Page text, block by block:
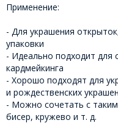
Применение:
- Для украшения
упаковки
- Идеально подходит для
кардмейкинга
- Хорошо подходят для
и рождественских
- Можно сочетать с
бисер, кружево и т. д.